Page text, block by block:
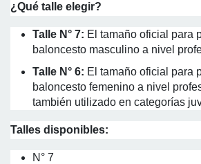
¿Qué talle elegir?
Talle N° 7: El tamaño oficial para
baloncesto masculino a nivel
Talle N° 6: El tamaño oficial para
baloncesto femenino a nivel
también utilizado en categorías
Talles disponibles:
N° 7